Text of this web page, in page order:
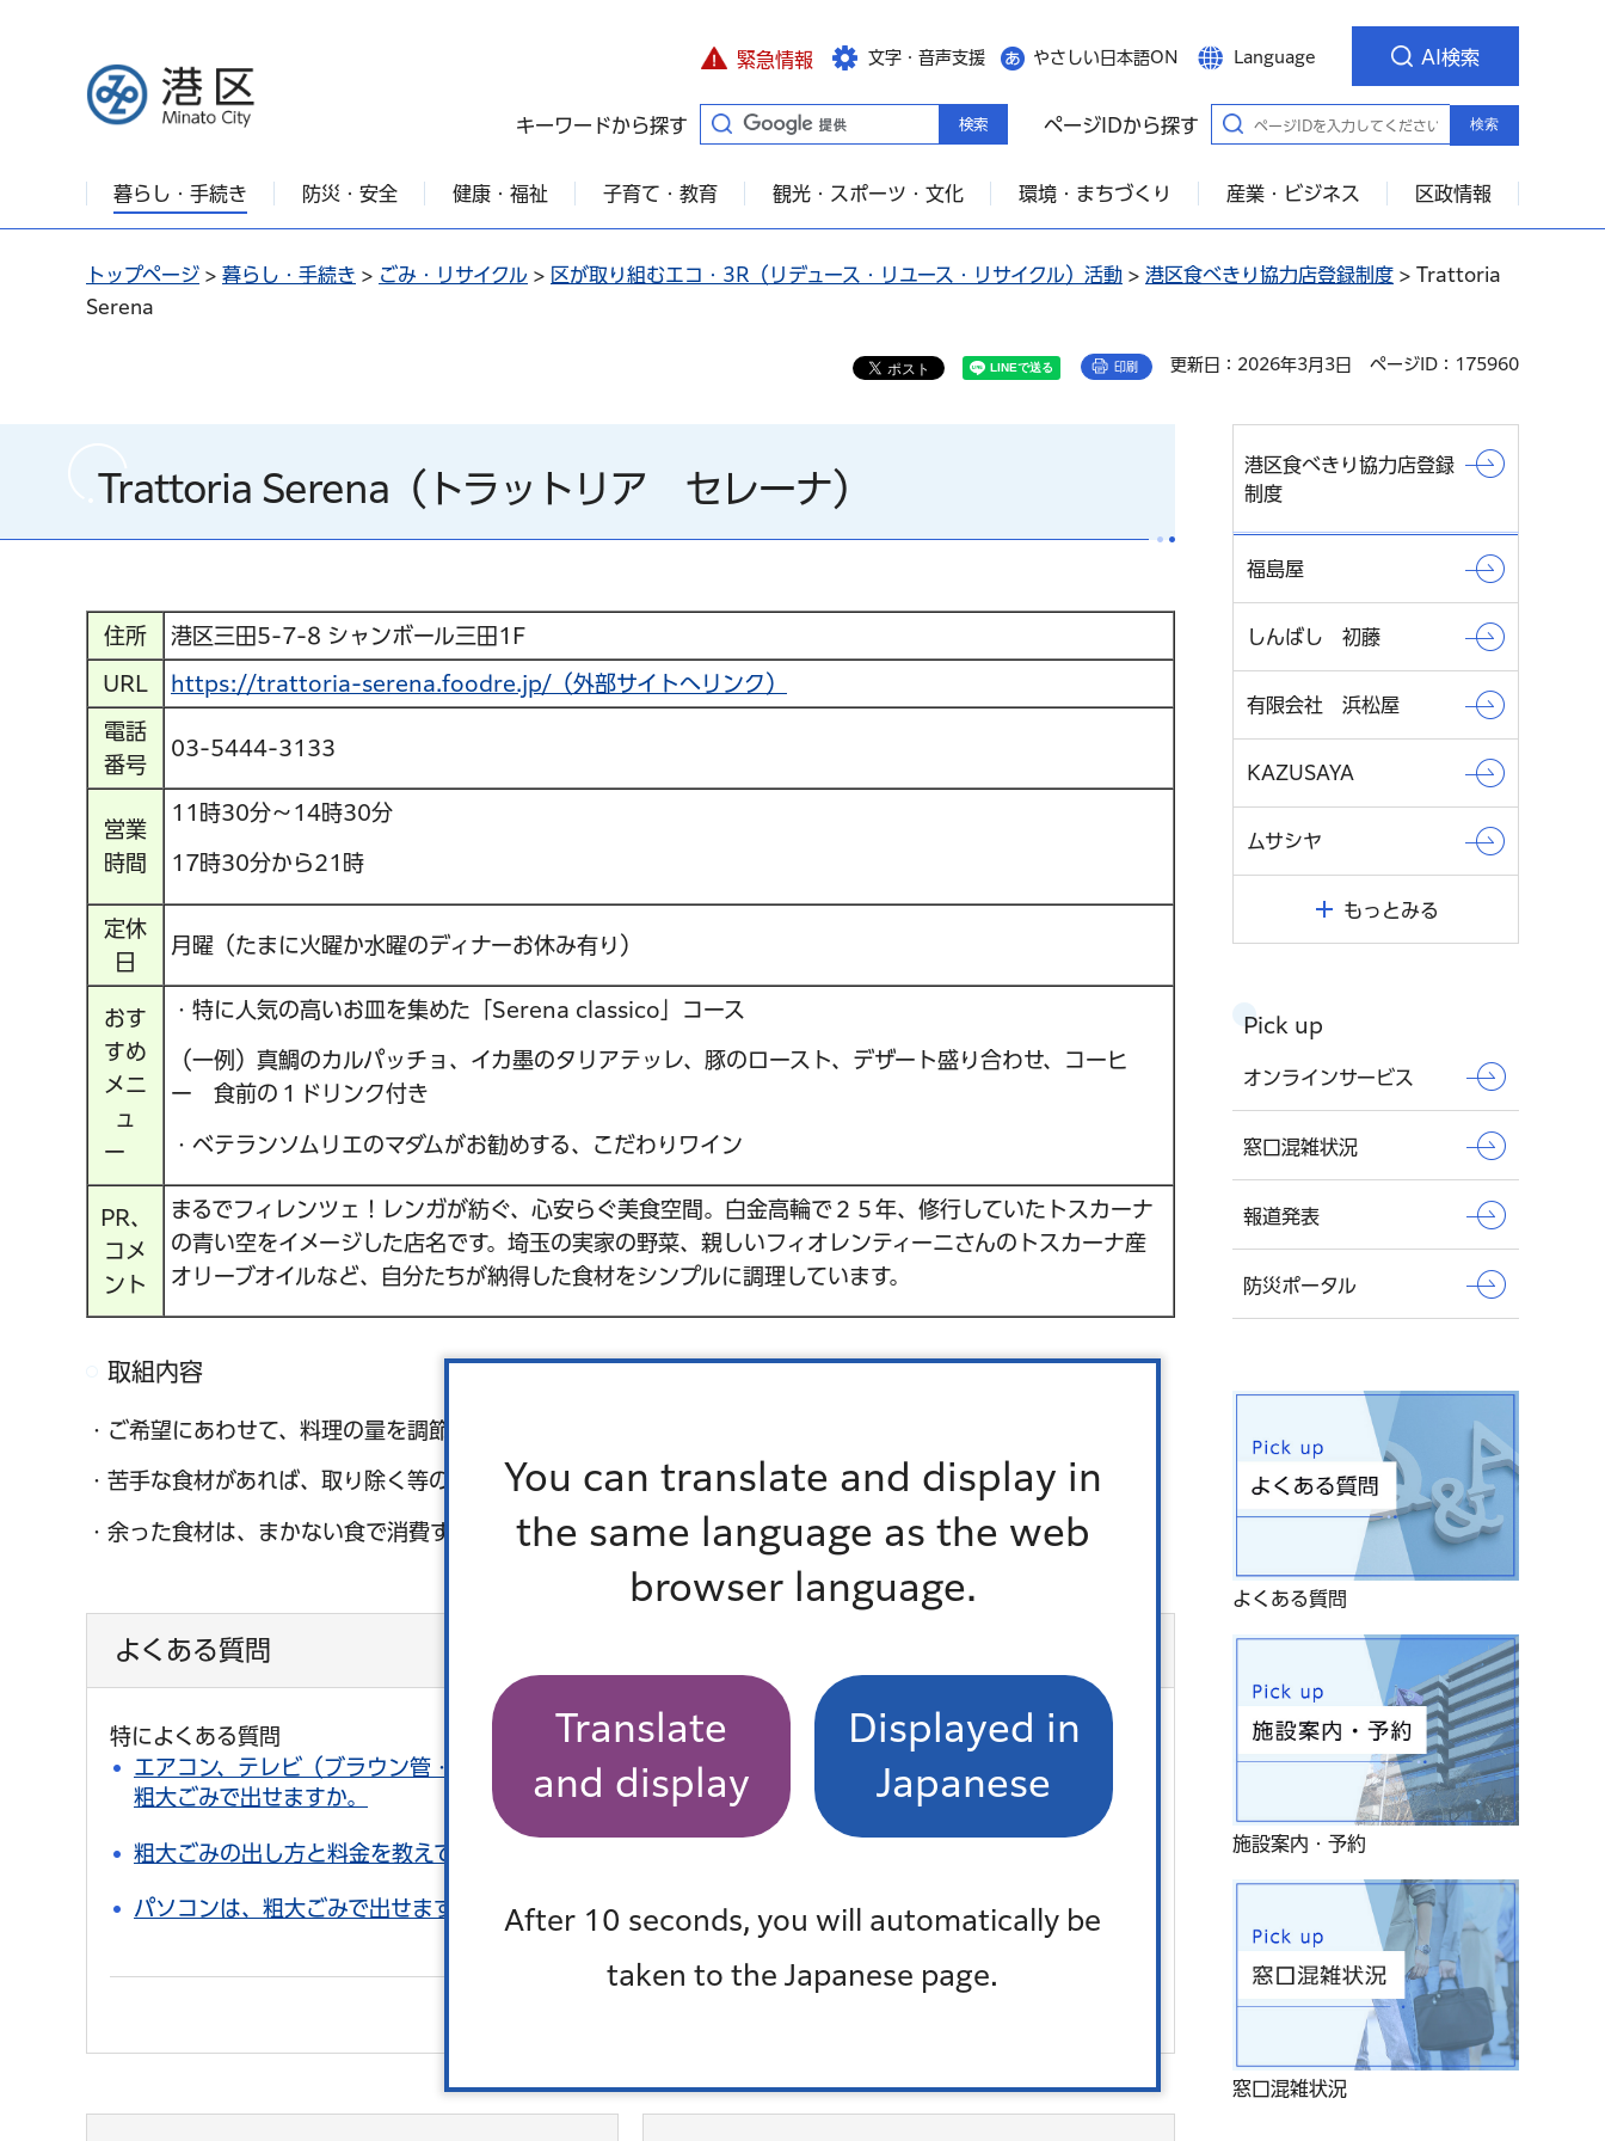
You can translate and display in
the same language as the web
browser language.
Translate
and display
Displayed in
Japanese
After 10 seconds, you will automatically be
taken to the Japanese page.
港区
緊急情報 文字・音声支援 やさしい日本語ON Language AI検索
キーワードから探す ページIDから探す 検索
暮らし・手続き 防災・安全 健康・福祉 子育て・教育 観光・スポーツ・文化 環境・まちづくり 産業・ビジネス 区政情報
トップページ > 暮らし・手続き > ごみ・リサイクル > 区が取り組むエコ・3R（リデュース・リユース・リサイクル）活動 > 港区食べきり協力店登録制度 > Trattoria
Serena
印刷 更新日：2026年3月3日 ページID：175960
Trattoria Serena（トラットリア セレーナ）
住所 港区三田5-7-8 シャンボール三田1F
URL https://trattoria-serena.foodre.jp/（外部サイトへリンク）
電話
番号
03-5444-3133
営業
時間
11時30分～14時30分
17時30分から21時
定休
日
月曜（たまに火曜か水曜のディナーお休み有り）
おす
すめ
メニ
ュ
ー
・特に人気の高いお皿を集めた「Serena classico」コース
（一例）真鯛のカルパッチョ、イカ墨のタリアテッレ、豚のロースト、デザート盛り合わせ、コーヒ
ー 食前の１ドリンク付き
・ベテランソムリエのマダムがお勧めする、こだわりワイン
PR、
コメ
ント
まるでフィレンツェ！レンガが紡ぐ、心安らぐ美食空間。白金高輪で２５年、修行していたトスカーナ
の青い空をイメージした店名です。埼玉の実家の野菜、親しいフィオレンティーニさんのトスカーナ産
オリーブオイルなど、自分たちが納得した食材をシンプルに調理しています。
取組内容
・ご希望にあわせて、料理の量を調節いたします。
・苦手な食材があれば、取り除く等の対応をいたします。
・余った食材は、まかない食で消費するようにしています。
よくある質問
特によくある質問
エアコン、テレビ（ブラウン管・液晶・プラズマ・有機EL）、冷蔵庫・冷凍庫、洗濯機、衣類乾燥機は、
粗大ごみで出せますか。
粗大ごみの出し方と料金を教えてほしい。
パソコンは、粗大ごみで出せますか。
港区食べきり協力店登録
制度
福島屋
しんばし 初藤
有限会社 浜松屋
KAZUSAYA
ムサシヤ
もっとみる
Pick up
オンラインサービス
窓口混雑状況
報道発表
防災ポータル
よくある質問
施設案内・予約
窓口混雑状況